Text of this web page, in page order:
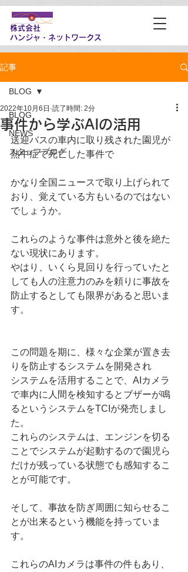
株式会社
​ハンジャ・ネットワークス
記事
BLOG
NEWS
スタッフブログ
BLOG
事件から学ぶAIの活用
2022年10月6日 読了時間: 2分
送迎バスの車内に取り残された園児が
熱中症で死亡した事件で
かなり全国ニュースで取り上げられて
おり、覚えている方もいるのではない
でしょうか。
これらのような事件は意外と後を絶た
ない現状にあります。
やはり、いくら見回りを行っていたと
しても人の注意力のみを頼りに事故を
防止するとしても限界があると思いま
す。
この問題を期に、様々な企業が置き去
りを防止するシステムを開発され
システムを活用することで、AIカメラ
で車内に人間を検知するとブザーが鳴
るというシステムをTCIが発売しまし
た。
これらのシステムは、エンジンを切る
ことでシステムが起動するので園児ら
だけが残っている状態でも感知するこ
とが可能です。
そして、事故を防ぎ周囲に知らせるこ
とが出来るという機能を持っていま
す。
これらのAIカメラは事件の件もあり、